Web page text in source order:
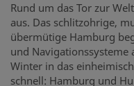
Rund um das Tor zur
aus. Das schlitzohrige,
übermütige Hamburg
und Navigationssysteme
Winter in das
schnell: Hamburg und